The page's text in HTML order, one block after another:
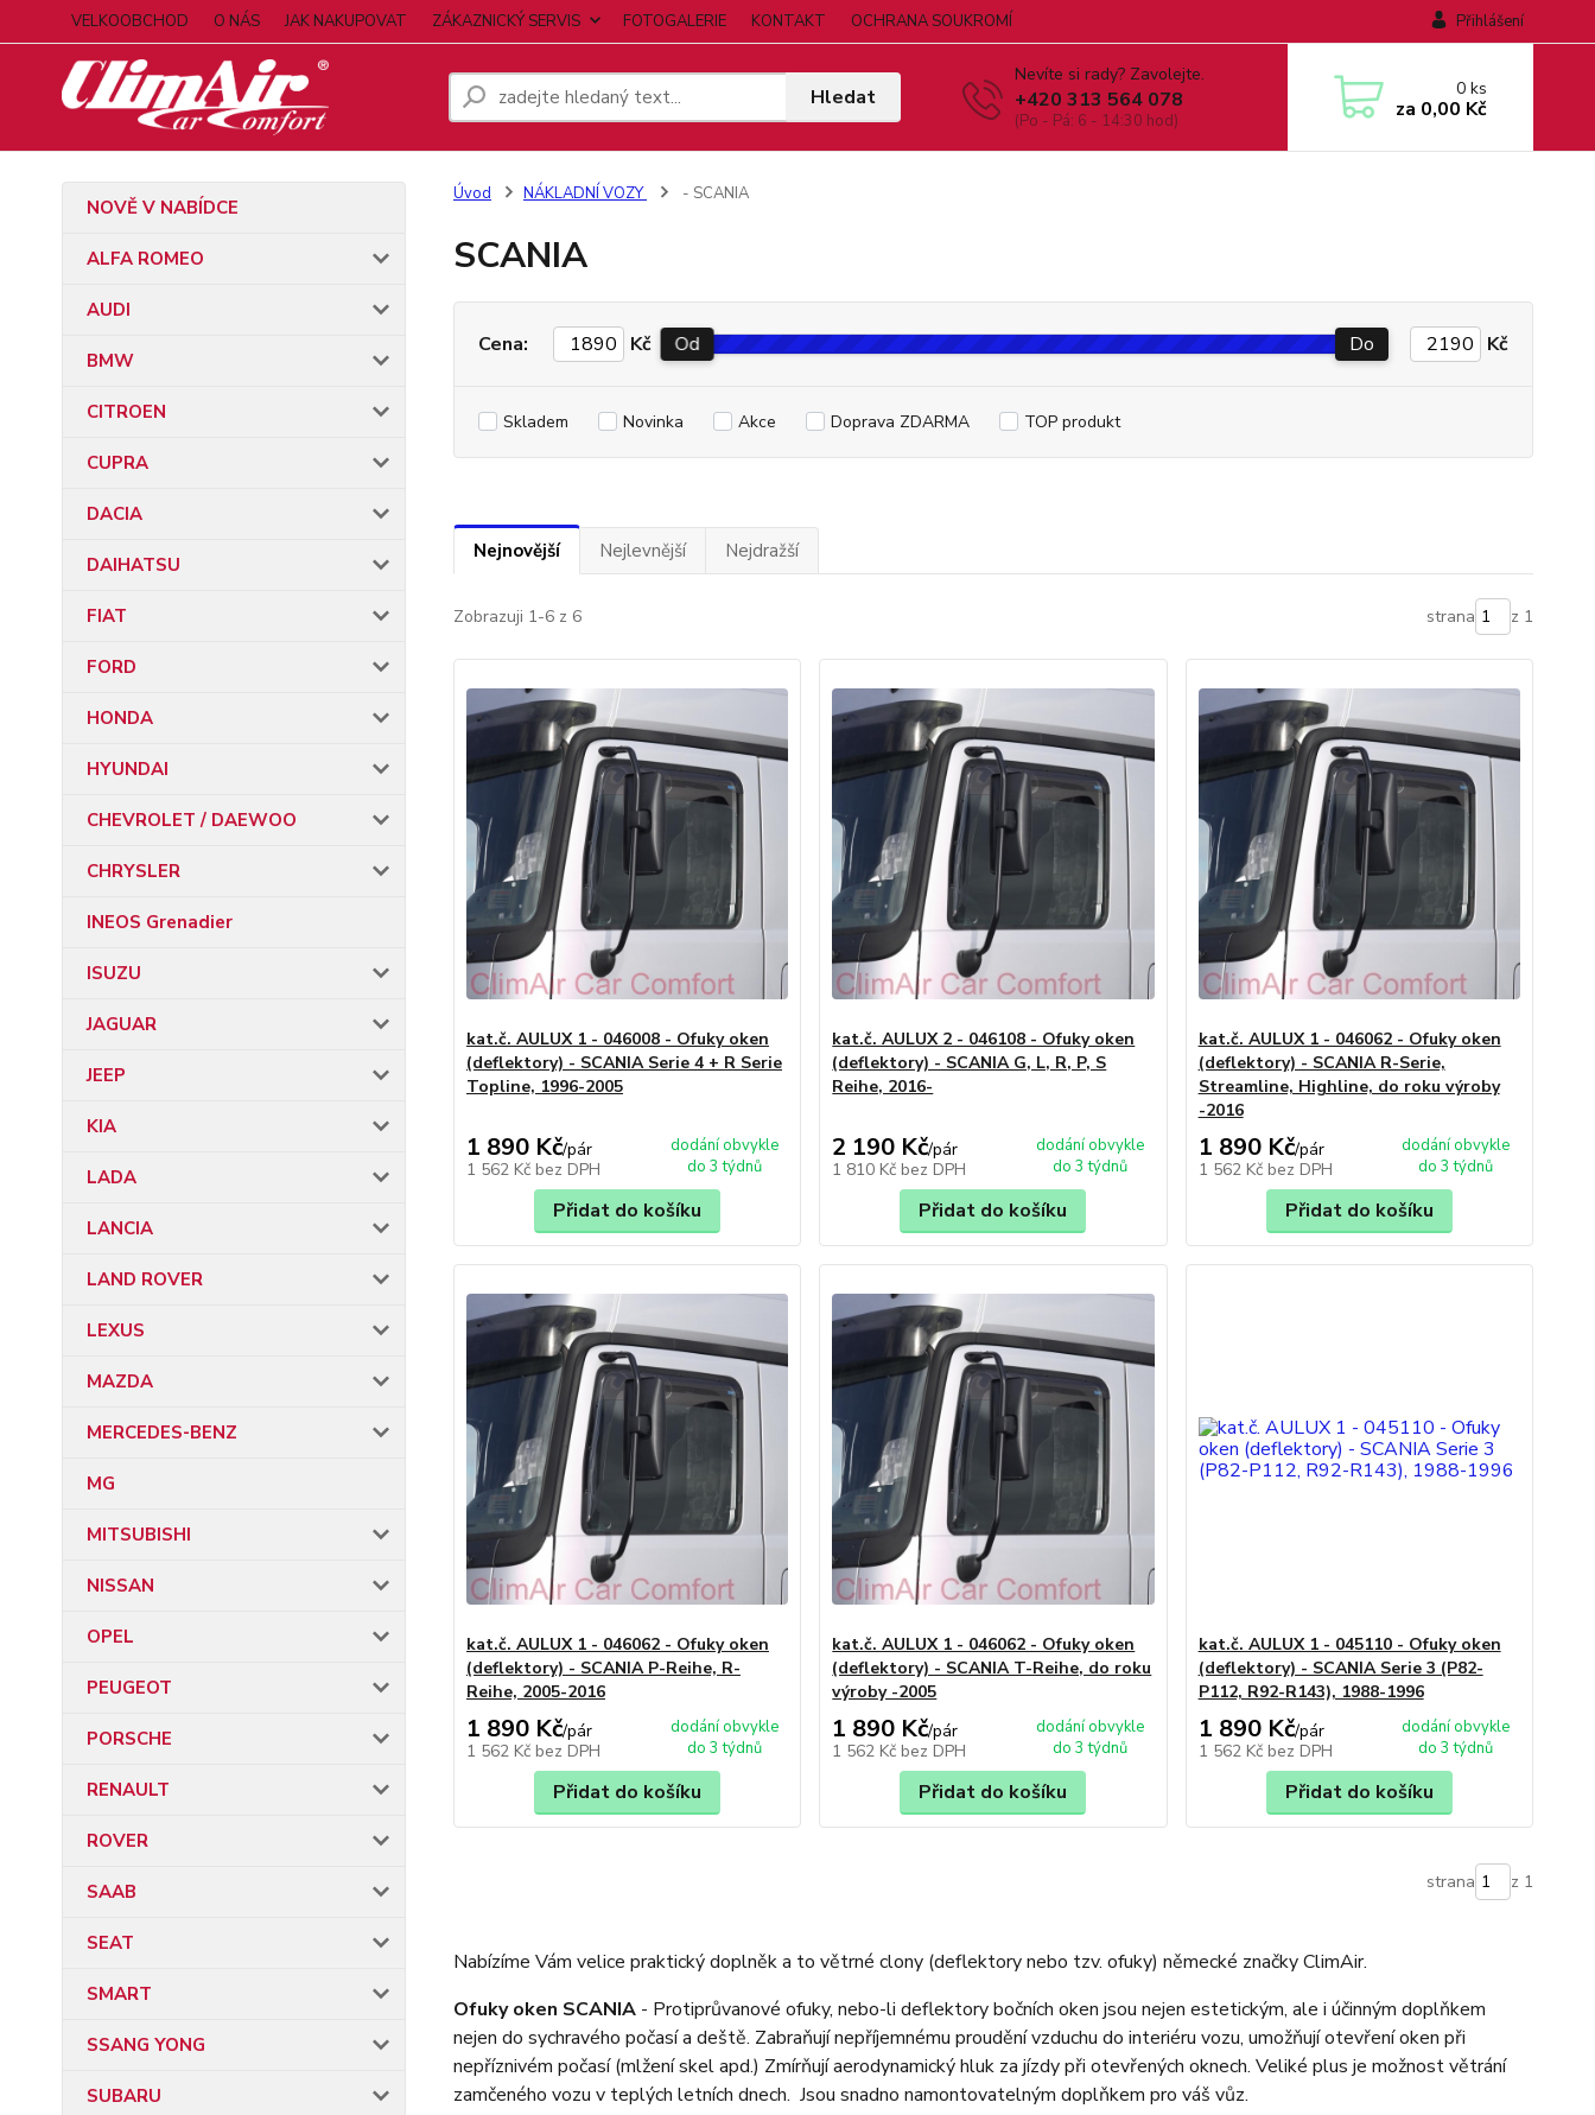
VELKOOBCHOD O NÁS JAK NAKUPOVAT ZÁKAZNICKÝ SERVIS FOTOGALERIE KONTAKT OCHRANA SOUKROMÍ Přihlášení
Hledat
Nevíte si rady? Zavolejte.
+420 313 564 078
(Po - Pá: 6 - 14:30 hod)
0ks
za 0,00 Kč
NOVĚ V NABÍDCE
ALFA ROMEO
AUDI
BMW
CITROEN
CUPRA
DACIA
DAIHATSU
FIAT
FORD
HONDA
HYUNDAI
CHEVROLET / DAEWOO
CHRYSLER
INEOS Grenadier
ISUZU
JAGUAR
JEEP
KIA
LADA
LANCIA
LAND ROVER
LEXUS
MAZDA
MERCEDES-BENZ
MG
MITSUBISHI
NISSAN
OPEL
PEUGEOT
PORSCHE
RENAULT
ROVER
SAAB
SEAT
SMART
SSANG YONG
SUBARU
Úvod NÁKLADNÍ VOZY - SCANIA
SCANIA
Cena: Kč Od Do Kč
Skladem Novinka Akce Doprava ZDARMA TOP produkt
Nejnovější Nejlevnější Nejdražší
Zobrazuji 1-6 z 6 strana z 1
kat.č. AULUX 1 - 046008 - Ofuky oken
(deflektory) - SCANIA Serie 4 + R Serie
Topline, 1996-2005
1 890 Kč/pár
1 562 Kč bez DPH
dodání obvykle
do 3 týdnů
Přidat do košíku
kat.č. AULUX 2 - 046108 - Ofuky oken
(deflektory) - SCANIA G, L, R, P, S
Reihe, 2016-
2 190 Kč/pár
1 810 Kč bez DPH
dodání obvykle
do 3 týdnů
Přidat do košíku
kat.č. AULUX 1 - 046062 - Ofuky oken
(deflektory) - SCANIA R-Serie,
Streamline, Highline, do roku výroby
-2016
1 890 Kč/pár
1 562 Kč bez DPH
dodání obvykle
do 3 týdnů
Přidat do košíku
kat.č. AULUX 1 - 046062 - Ofuky oken
(deflektory) - SCANIA P-Reihe, R-
Reihe, 2005-2016
1 890 Kč/pár
1 562 Kč bez DPH
dodání obvykle
do 3 týdnů
Přidat do košíku
kat.č. AULUX 1 - 046062 - Ofuky oken
(deflektory) - SCANIA T-Reihe, do roku
výroby -2005
1 890 Kč/pár
1 562 Kč bez DPH
dodání obvykle
do 3 týdnů
Přidat do košíku
kat.č. AULUX 1 - 045110 - Ofuky oken
(deflektory) - SCANIA Serie 3 (P82-
P112, R92-R143), 1988-1996
1 890 Kč/pár
1 562 Kč bez DPH
dodání obvykle
do 3 týdnů
Přidat do košíku
strana z 1
Nabízíme Vám velice praktický doplněk a to větrné clony (deflektory nebo tzv. ofuky) německé značky ClimAir.
Ofuky oken SCANIA- Protiprůvanové ofuky, nebo-li deflektory bočních oken jsou nejen estetickým, ale i účinným doplňkem
nejen do sychravého počasí a deště. Zabraňují nepříjemnému proudění vzduchu do interiéru vozu, umožňují otevření oken při
nepříznivém počasí (mlžení skel apd.) Zmírňují aerodynamický hluk za jízdy při otevřených oknech. Veliké plus je možnost větrání
zamčeného vozu v teplých letních dnech. Jsou snadno namontovatelným doplňkem pro váš vůz.